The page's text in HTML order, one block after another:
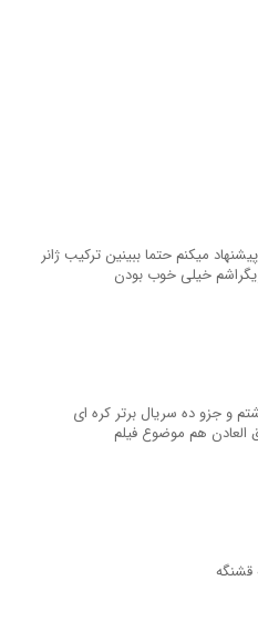
میکنم حتما ببینین ترکیب ژانر
خیلی خوب بودن
و جزو ده سریال برتر کره ای
هم موضوع فیلم
قشنگه